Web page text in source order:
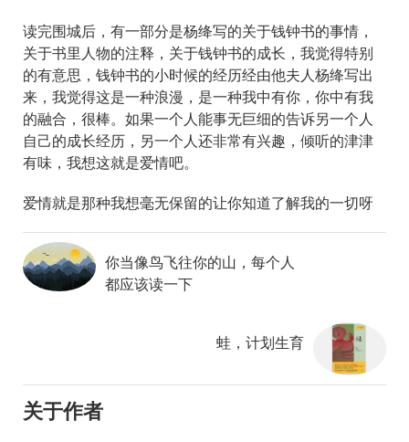
读完围城后，有一部分是杨绛写的关于钱钟书的事情，
关于书里人物的注释，关于钱钟书的成长，我觉得特别
的有意思，钱钟书的小时候的经历经由他夫人杨绛写出
来，我觉得这是一种浪漫，是一种我中有你，你中有我
的融合，很棒。如果一个人能事无巨细的告诉另一个人
自己的成长经历，另一个人还非常有兴趣，倾听的津津
有味，我想这就是爱情吧。
爱情就是那种我想毫无保留的让你知道了解我的一切呀
你当像鸟飞往你的山，每个人
都应该读一下
蛙，计划生育
关于作者